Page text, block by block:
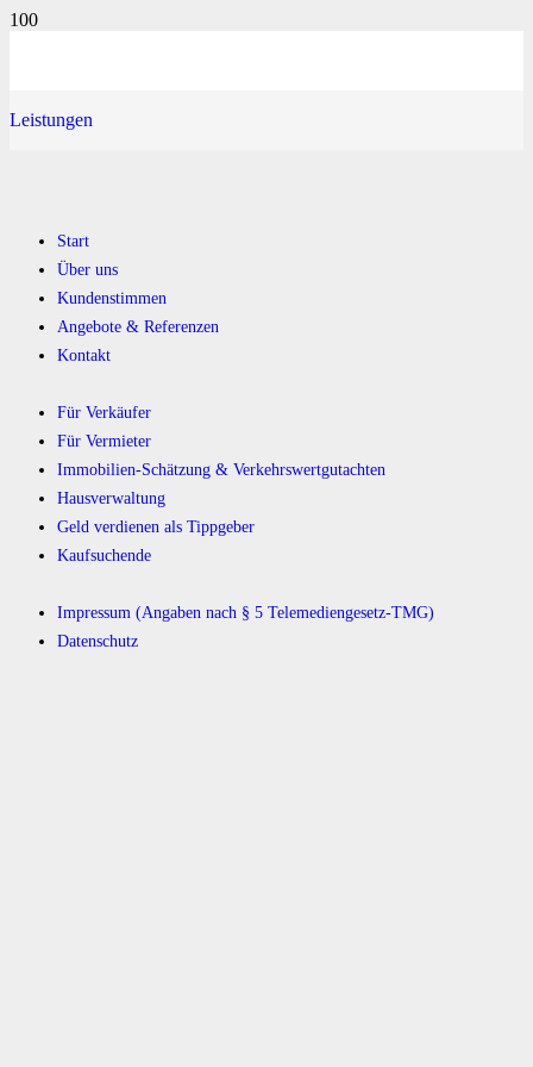
Leistungen
Start
Über uns
Kundenstimmen
Angebote & Referenzen
Kontakt
Für Verkäufer
Für Vermieter
Immobilien-Schätzung & Verkehrswertgutachten
Hausverwaltung
Geld verdienen als Tippgeber
Kaufsuchende
Impressum (Angaben nach § 5 Telemediengesetz-TMG)
Datenschutz